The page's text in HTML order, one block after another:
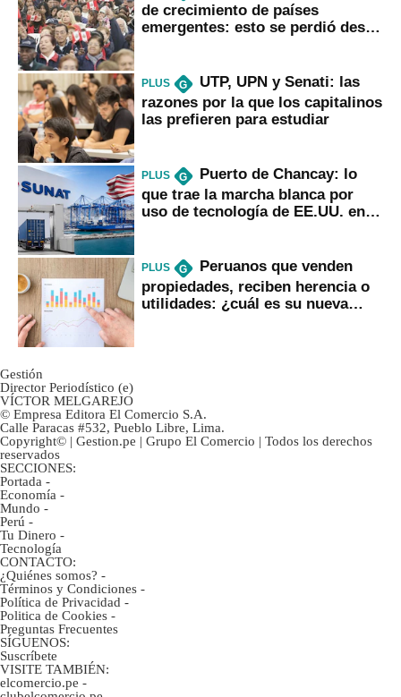
de crecimiento de países
emergentes: esto se perdió desde
PLUS G
UTP, UPN y Senati: las
razones por la que los capitalinos
las prefieren para estudiar
PLUS G
Puerto de Chancay: lo
que trae la marcha blanca por
uso de tecnología de EE.UU. en
PLUS G
Peruanos que venden
propiedades, reciben herencia o
utilidades: ¿cuál es su nueva
Gestión
Director Periodístico (e)
VÍCTOR MELGAREJO
© Empresa Editora El Comercio S.A.
Calle Paracas #532, Pueblo Libre, Lima.
Copyright© | Gestion.pe | Grupo El Comercio | Todos los derechos
reservados
SECCIONES:
Portada -
Economía -
Mundo -
Perú -
Tu Dinero -
Tecnología
CONTACTO:
¿Quiénes somos? -
Términos y Condiciones -
Política de Privacidad -
Politica de Cookies -
Preguntas Frecuentes
SÍGUENOS:
Suscríbete
VISITE TAMBIÉN:
elcomercio.pe -